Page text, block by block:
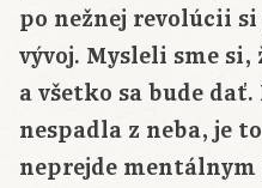
po nežnej revolúcii
vývoj. Mysleli sme si,
a všetko sa bude
nespadla z neba, je
neprejde